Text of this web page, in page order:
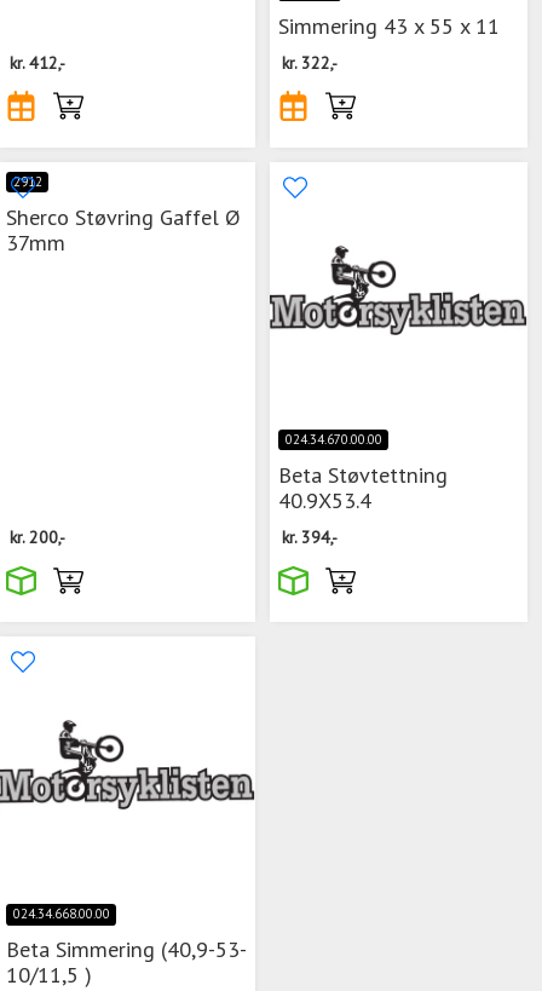
kr.412,-
Simmering 43 x 55 x 11
kr. 322,-
2912
Sherco Støvring Gaffel Ø
37mm
kr.200,-
024.34.670.00.00
Beta Støvtettning
40.9X53.4
kr. 394,-
024.34.668.00.00
Beta Simmering (40,9-53-
10/11,5 )